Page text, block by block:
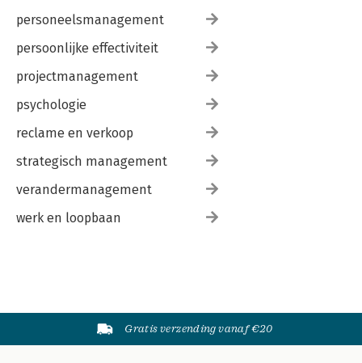
personeelsmanagement
persoonlijke effectiviteit
projectmanagement
psychologie
reclame en verkoop
strategisch management
verandermanagement
werk en loopbaan
Gratis verzending vanaf €20